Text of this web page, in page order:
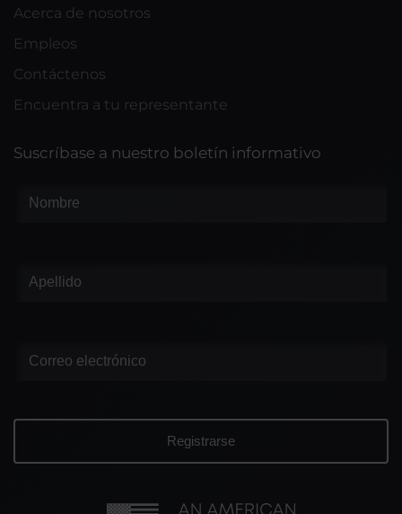
Acerca de nosotros
Empleos
Contáctenos
Encuentra a tu representante
Suscríbase a nuestro boletín informativo